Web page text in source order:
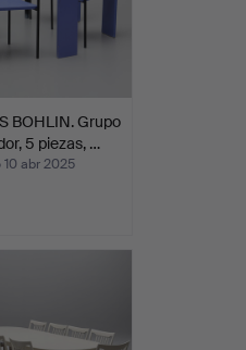
BOHLIN. Grupo
5 piezas, …
abr 2025